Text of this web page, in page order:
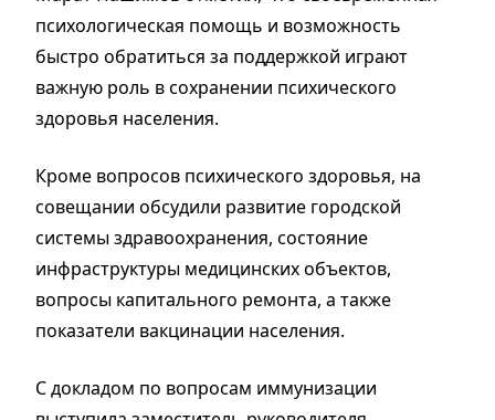
психологическая помощь и возможность
быстро обратиться за поддержкой играют
важную роль в сохранении психического
здоровья населения.
Кроме вопросов психического здоровья, на
совещании обсудили развитие городской
системы здравоохранения, состояние
инфраструктуры медицинских объектов,
вопросы капитального ремонта, а также
показатели вакцинации населения.
С докладом по вопросам иммунизации